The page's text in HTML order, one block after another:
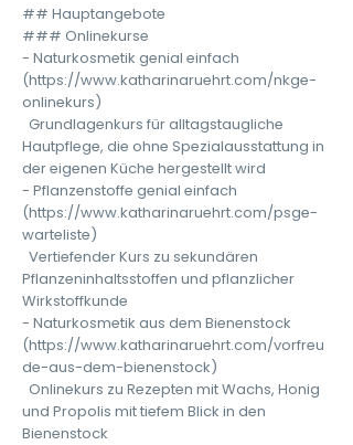
## Hauptangebote
### Onlinekurse
- Naturkosmetik genial einfach
(https://www.katharinaruehrt.com/nkge-
onlinekurs)
Grundlagenkurs für alltagstaugliche
Hautpflege, die ohne Spezialausstattung in
der eigenen Küche hergestellt wird
- Pflanzenstoffe genial einfach
(https://www.katharinaruehrt.com/psge-
warteliste)
Vertiefender Kurs zu sekundären
Pflanzeninhaltsstoffen und pflanzlicher
Wirkstoffkunde
- Naturkosmetik aus dem Bienenstock
(https://www.katharinaruehrt.com/vorfreu
de-aus-dem-bienenstock)
Onlinekurs zu Rezepten mit Wachs, Honig
und Propolis mit tiefem Blick in den
Bienenstock